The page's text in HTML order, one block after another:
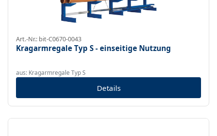
Art.-Nr.: bit-C0670-0043
Kragarmregale Typ S - einseitige Nutzung
aus: Kragarmregale Typ S
Details